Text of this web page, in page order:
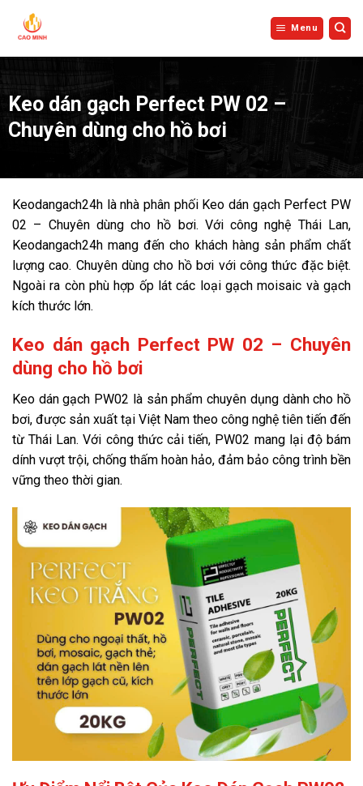
Menu
Keo dán gạch Perfect PW 02 –
Chuyên dùng cho hồ bơi
Keodangach24h là nhà phân phối Keo dán gạch Perfect PW
02 – Chuyên dùng cho hồ bơi. Với công nghệ Thái Lan,
Keodangach24h mang đến cho khách hàng sản phẩm chất
lượng cao. Chuyên dùng cho hồ bơi với công thức đặc biệt.
Ngoài ra còn phù hợp ốp lát các loại gạch moisaic và gạch
kích thước lớn.
Keo dán gạch Perfect PW 02 – Chuyên
dùng cho hồ bơi
Keo dán gạch PW02 là sản phẩm chuyên dụng dành cho hồ
bơi, được sản xuất tại Việt Nam theo công nghệ tiên tiến đến
từ Thái Lan. Với công thức cải tiến, PW02 mang lại độ bám
dính vượt trội, chống thấm hoàn hảo, đảm bảo công trình bền
vững theo thời gian.